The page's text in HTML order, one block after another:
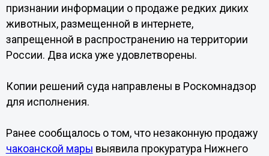
признании информации о продаже редких диких
животных, размещенной в интернете,
запрещенной в распространению на территории
России. Два иска уже удовлетворены.
Копии решений суда направлены в Роскомнадзор
для исполнения.
Ранее сообщалось о том, что незаконную продажу
чакоанской мары выявила прокуратура Нижнего